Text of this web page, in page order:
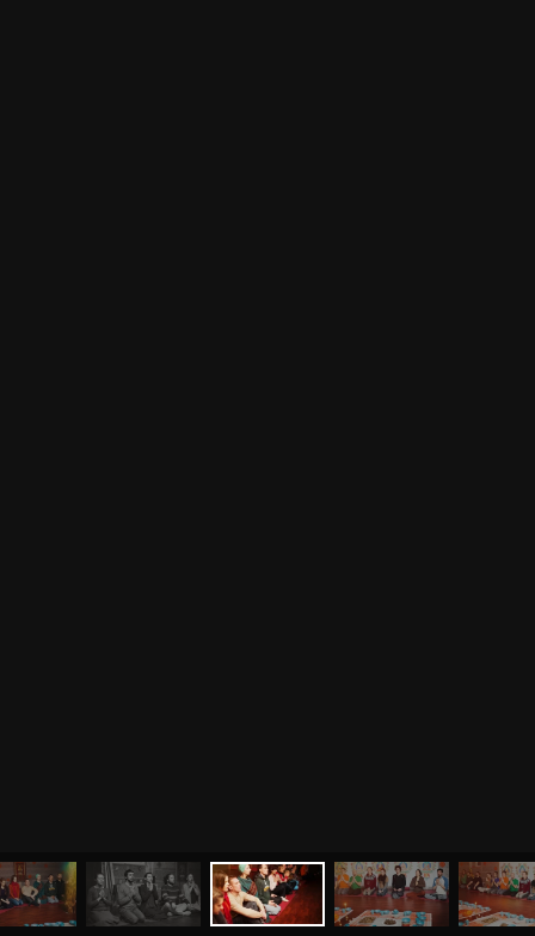
ЙОГА СЕМИНАРЫ МЕНЮ О НАС МАГАЗИН